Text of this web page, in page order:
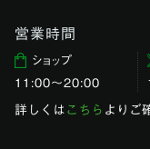
営業時間
ショップ
11:00〜20:00
詳しくは こちら よりご